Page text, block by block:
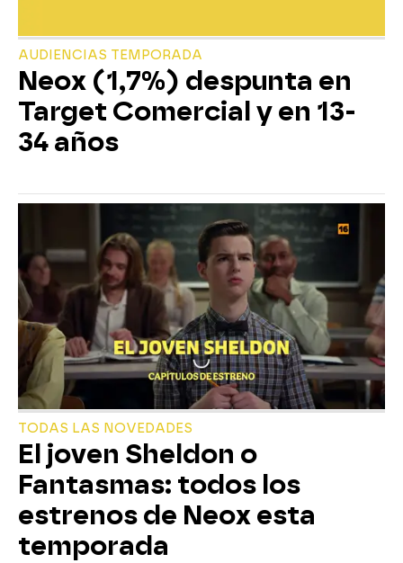
AUDIENCIAS TEMPORADA
Neox (1,7%) despunta en
Target Comercial y en 13-
34 años
TODAS LAS NOVEDADES
El joven Sheldon o
Fantasmas: todos los
estrenos de Neox esta
temporada